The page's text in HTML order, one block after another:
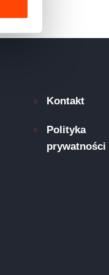
Kontakt
Polityka
prywatności